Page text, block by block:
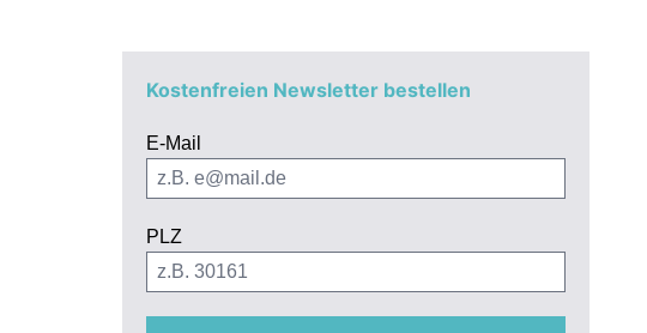
Kostenfreien Newsletter bestellen
E-Mail
PLZ